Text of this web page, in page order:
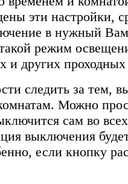
эти настройки,
в нужный
режим
и других проходных
следить за тем,
Можно
сам во всех
выключения
если кнопку